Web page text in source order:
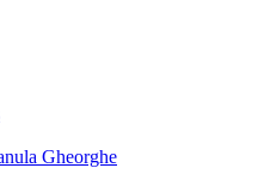
Gheorghe